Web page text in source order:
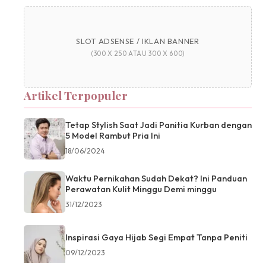
SLOT ADSENSE / IKLAN BANNER
(300 X 250 ATAU 300 X 600)
Artikel Terpopuler
Tetap Stylish Saat Jadi Panitia Kurban dengan
5 Model Rambut Pria Ini
18/06/2024
Waktu Pernikahan Sudah Dekat? Ini Panduan
Perawatan Kulit Minggu Demi minggu
31/12/2023
Inspirasi Gaya Hijab Segi Empat Tanpa Peniti
09/12/2023